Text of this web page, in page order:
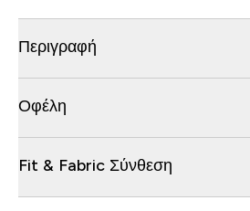
Περιγραφή
Οφέλη
Fit & Fabric Σύνθεση